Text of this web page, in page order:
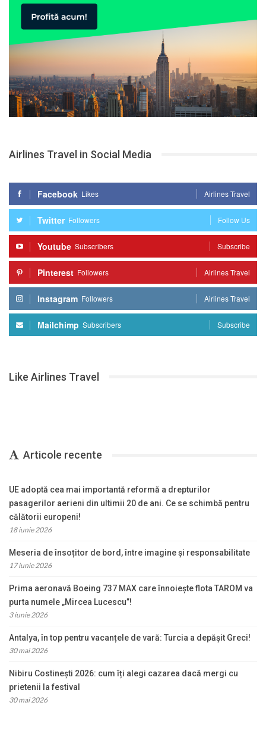
Airlines Travel in Social Media
Facebook Likes Airlines Travel
Twitter Followers Follow Us
Youtube Subscribers Subscribe
Pinterest Followers Airlines Travel
Instagram Followers Airlines Travel
Mailchimp Subscribers Subscribe
Like Airlines Travel
Articole recente
UE adoptă cea mai importantă reformă a drepturilor
pasagerilor aerieni din ultimii 20 de ani. Ce se schimbă pentru
călătorii europeni!
18 iunie 2026
Meseria de însoțitor de bord, între imagine și responsabilitate
17 iunie 2026
Prima aeronavă Boeing 737 MAX care înnoiește flota TAROM va
purta numele „Mircea Lucescu”!
3 iunie 2026
Antalya, în top pentru vacanțele de vară: Turcia a depășit Greci!
30 mai 2026
Nibiru Costinești 2026: cum îți alegi cazarea dacă mergi cu
prietenii la festival
30 mai 2026